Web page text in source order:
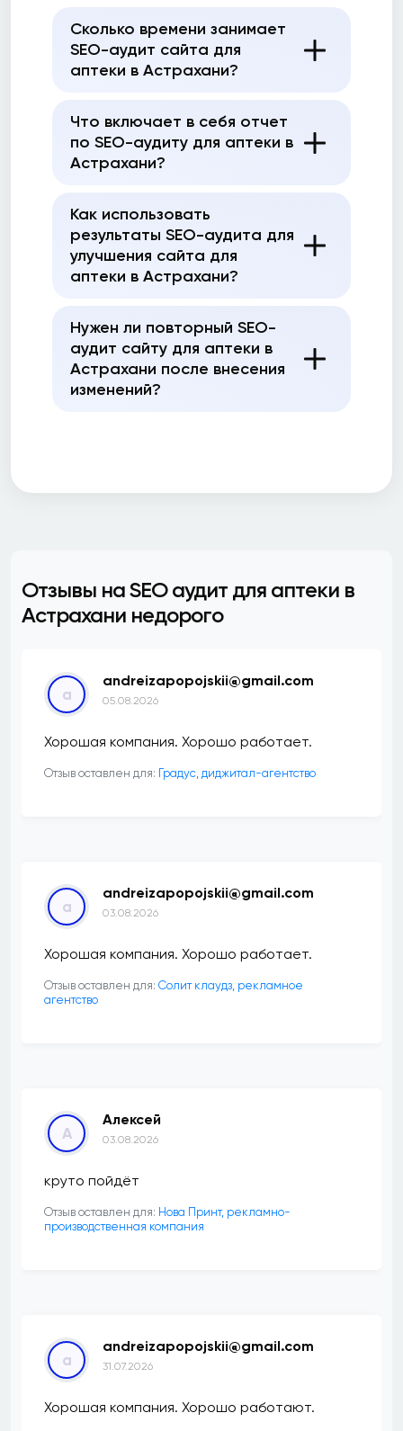
Сколько времени занимает
SEO-аудит сайта для
аптеки в Астрахани?
Что включает в себя отчет
по SEO-аудиту для аптеки в
Астрахани?
Как использовать
результаты SEO-аудита для
улучшения сайта для
аптеки в Астрахани?
Нужен ли повторный SEO-
аудит сайту для аптеки в
Астрахани после внесения
изменений?
Отзывы на SEO аудит для аптеки в
Астрахани недорого
a
andreizapopojskii@gmail.com
05.08.2026
Хорошая компания. Хорошо работает.
Отзыв оставлен для: ​Градус, диджитал-агентство
a
andreizapopojskii@gmail.com
03.08.2026
Хорошая компания. Хорошо работает.
Отзыв оставлен для: Солит клаудз, рекламное
агентство
А
Алексей
03.08.2026
круто пойдёт
Отзыв оставлен для: Нова Принт, рекламно-
производственная компания
a
andreizapopojskii@gmail.com
31.07.2026
Хорошая компания. Хорошо работают.